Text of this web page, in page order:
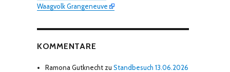
Waagvolk Grangeneuve
KOMMENTARE
Ramona Gutknecht zuStandbesuch 13.06.2026